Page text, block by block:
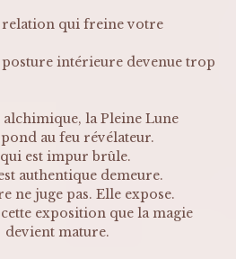
qui freine votre
intérieure devenue trop
alchimique, la Pleine Lune
au feu révélateur.
qui est impur brûle.
authentique demeure.
ne juge pas. Elle expose.
cette exposition que la magie
devient mature.